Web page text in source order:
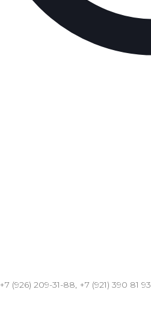
(926) 209-31-88, +7 (921) 390 81 93